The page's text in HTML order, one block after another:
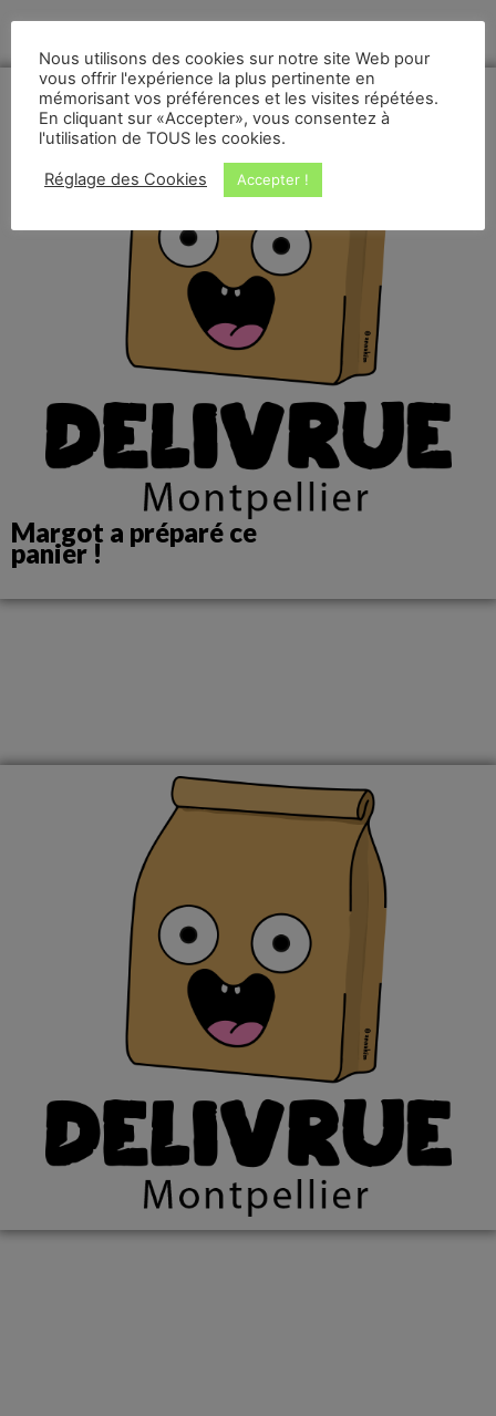
Margot a préparé ce
panier !
Nous utilisons des cookies sur notre site Web pour
vous offrir l'expérience la plus pertinente en
mémorisant vos préférences et les visites répétées.
En cliquant sur «Accepter», vous consentez à
l'utilisation de TOUS les cookies.
Réglage des Cookies Accepter !